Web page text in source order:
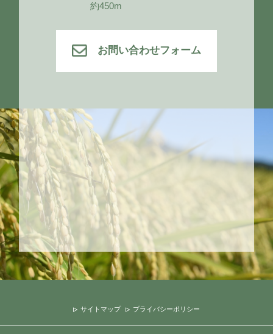
約450m
お問い合わせフォーム
サイトマップ プライバシーポリシー